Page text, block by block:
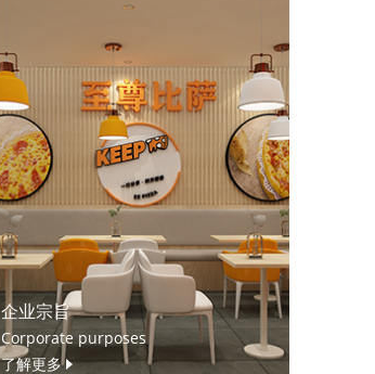
企业宗旨
Corporate purposes
了解更多